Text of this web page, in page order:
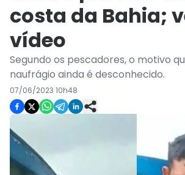
costa da Bahia;
vídeo
Segundo os pescadores, o motivo
naufrágio ainda é desconhecido.
07/06/2023 10h48